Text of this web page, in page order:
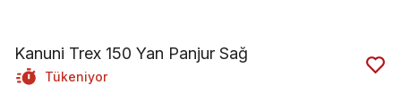
Kanuni Trex 150 Yan Panjur Sağ
Tükeniyor